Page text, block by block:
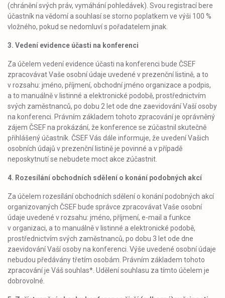
(chránění svých práv, vymáhání pohledávek). Svou registrací bere
účastník na vědomí a souhlasí se storno poplatkem ve výši 100 %
vložného, pokud se nedomluví s pořadatelem jinak.
3. Vedení evidence účasti na konferenci
Za účelem vedení evidence účasti na konferenci bude ČSEF
zpracovávat Vaše osobní údaje uvedené v prezenční listině, a to
v rozsahu: jméno, příjmení, obchodní jméno organizace a podpis,
a to manuálně v listinné a elektronické podobě, prostřednictvím
svých zaměstnanců, po dobu 2 let ode dne zaevidování Vaší osoby
na konferenci. Právním základem tohoto zpracování je oprávněný
zájem ČSEF na prokázání, že konference se zúčastnil skutečně
přihlášený účastník. ČSEF Vás dále informuje, že uvedení Vašich
osobních údajů v prezenční listině je povinné a v případě
neposkytnutí se nebudete moct akce zúčastnit.
4. Rozesílání obchodních sdělení o konání podobných akcí
Za účelem rozesílání obchodních sdělení o konání podobných akcí
organizovaných ČSEF bude správce zpracovávat Vaše osobní
údaje uvedené v rozsahu: jméno, příjmení, e-mail a funkce
v organizaci, a to manuálně v listinné a elektronické podobě,
prostřednictvím svých zaměstnanců, po dobu 3 let ode dne
zaevidování Vaší osoby na konferenci. Výše uvedené osobní údaje
nebudou předávány třetím osobám. Právním základem tohoto
zpracování je Váš souhlas*. Udělení souhlasu za tímto účelem je
dobrovolné.